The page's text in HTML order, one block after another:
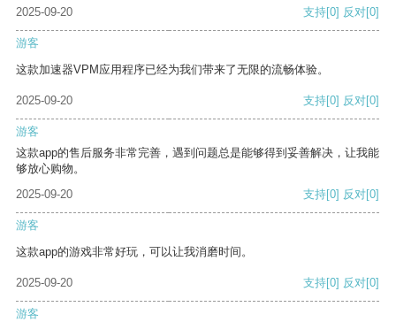
2025-09-20 支持[0] 反对[0]
游客
这款加速器VPM应用程序已经为我们带来了无限的流畅体验。
2025-09-20 支持[0] 反对[0]
游客
这款app的售后服务非常完善，遇到问题总是能够得到妥善解决，让我能
够放心购物。
2025-09-20
支持[0] 反对[0]
游客
这款app的游戏非常好玩，可以让我消磨时间。
2025-09-20 支持[0] 反对[0]
游客